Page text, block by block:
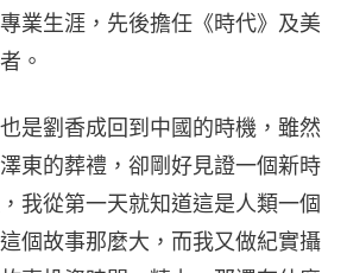
業生涯，先後擔任《時代》及美
。
是劉香成回到中國的時機，雖然
東的葬禮，卻剛好見證一個新時
我從第一天就知道這是人類一個
個故事那麼大，而我又做紀實攝